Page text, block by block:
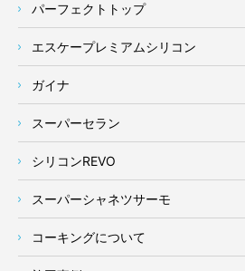
パーフェクトトップ
エスケープレミアムシリコン
ガイナ
スーパーセラン
シリコンREVO
スーパーシャネツサーモ
コーキングについて